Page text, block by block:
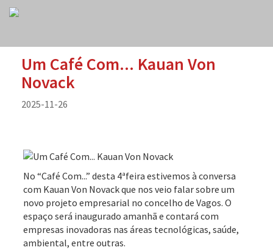
Um Café Com... Kauan Von
Novack
2025-11-26
No “Café Com...” desta 4ªfeira estivemos à conversa
com Kauan Von Novack que nos veio falar sobre um
novo projeto empresarial no concelho de Vagos. O
espaço será inaugurado amanhã e contará com
empresas inovadoras nas áreas tecnológicas, saúde,
ambiental, entre outras.